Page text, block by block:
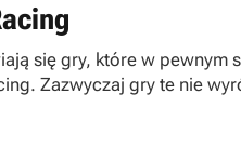
się gry, które w pewnym
Zazwyczaj gry te nie
które w zasadzie